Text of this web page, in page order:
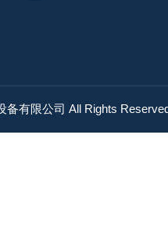
备有限公司 All Rights